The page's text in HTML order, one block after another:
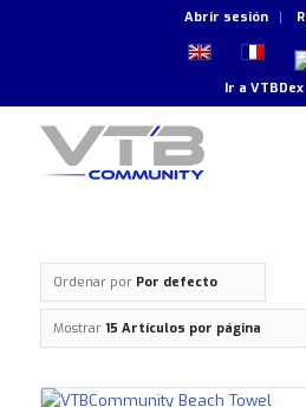
Abrir sesión
Ir aVTBDex
Ordenar por Por defecto
Mostrar 15 Artículos por página